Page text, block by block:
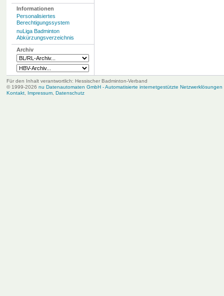
Informationen
Personalisiertes
Berechtigungssystem
nuLiga Badminton
Abkürzungsverzeichnis
Archiv
Für den Inhalt verantwortlich: Hessischer Badminton-Verband
© 1999-2026 nu Datenautomaten GmbH - Automatisierte internetgestützte Netzwerklösungen
Kontakt, Impressum, Datenschutz